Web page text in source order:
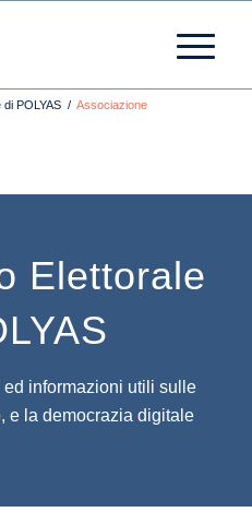
POLYAS / Associazione
Elettorale
informazioni utili sulle
e la democrazia digitale